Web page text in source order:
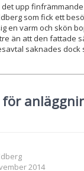
upp
som fick ett
en varm och skön
än att den fattade
saknades dock
2014